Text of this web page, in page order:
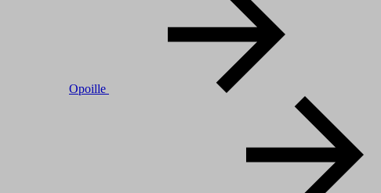
Opoille